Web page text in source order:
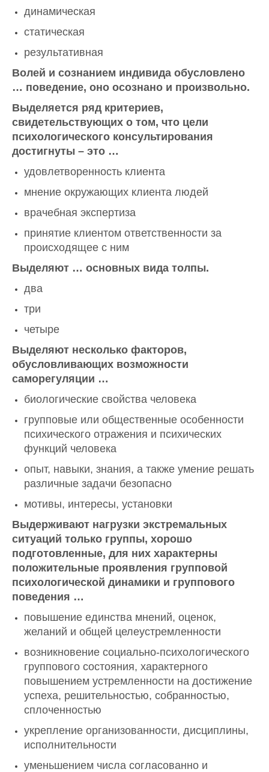
динамическая
статическая
результативная
Волей и сознанием индивида обусловлено
… поведение, оно осознано и произвольно.
Выделяется ряд критериев,
свидетельствующих о том, что цели
психологического консультирования
достигнуты – это …
удовлетворенность клиента
мнение окружающих клиента людей
врачебная экспертиза
принятие клиентом ответственности за
происходящее с ним
Выделяют … основных вида толпы.
два
три
четыре
Выделяют несколько факторов,
обусловливающих возможности
саморегуляции …
биологические свойства человека
групповые или общественные особенности
психического отражения и психических
функций человека
опыт, навыки, знания, а также умение решать
различные задачи безопасно
мотивы, интересы, установки
Выдерживают нагрузки экстремальных
ситуаций только группы, хорошо
подготовленные, для них характерны
положительные проявления групповой
психологической динамики и группового
поведения …
повышение единства мнений, оценок,
желаний и общей целеустремленности
возникновение социально-психологического
группового состояния, характерного
повышением устремленности на достижение
успеха, решительностью, собранностью,
сплоченностью
укрепление организованности, дисциплины,
исполнительности
уменьшением числа согласованно и